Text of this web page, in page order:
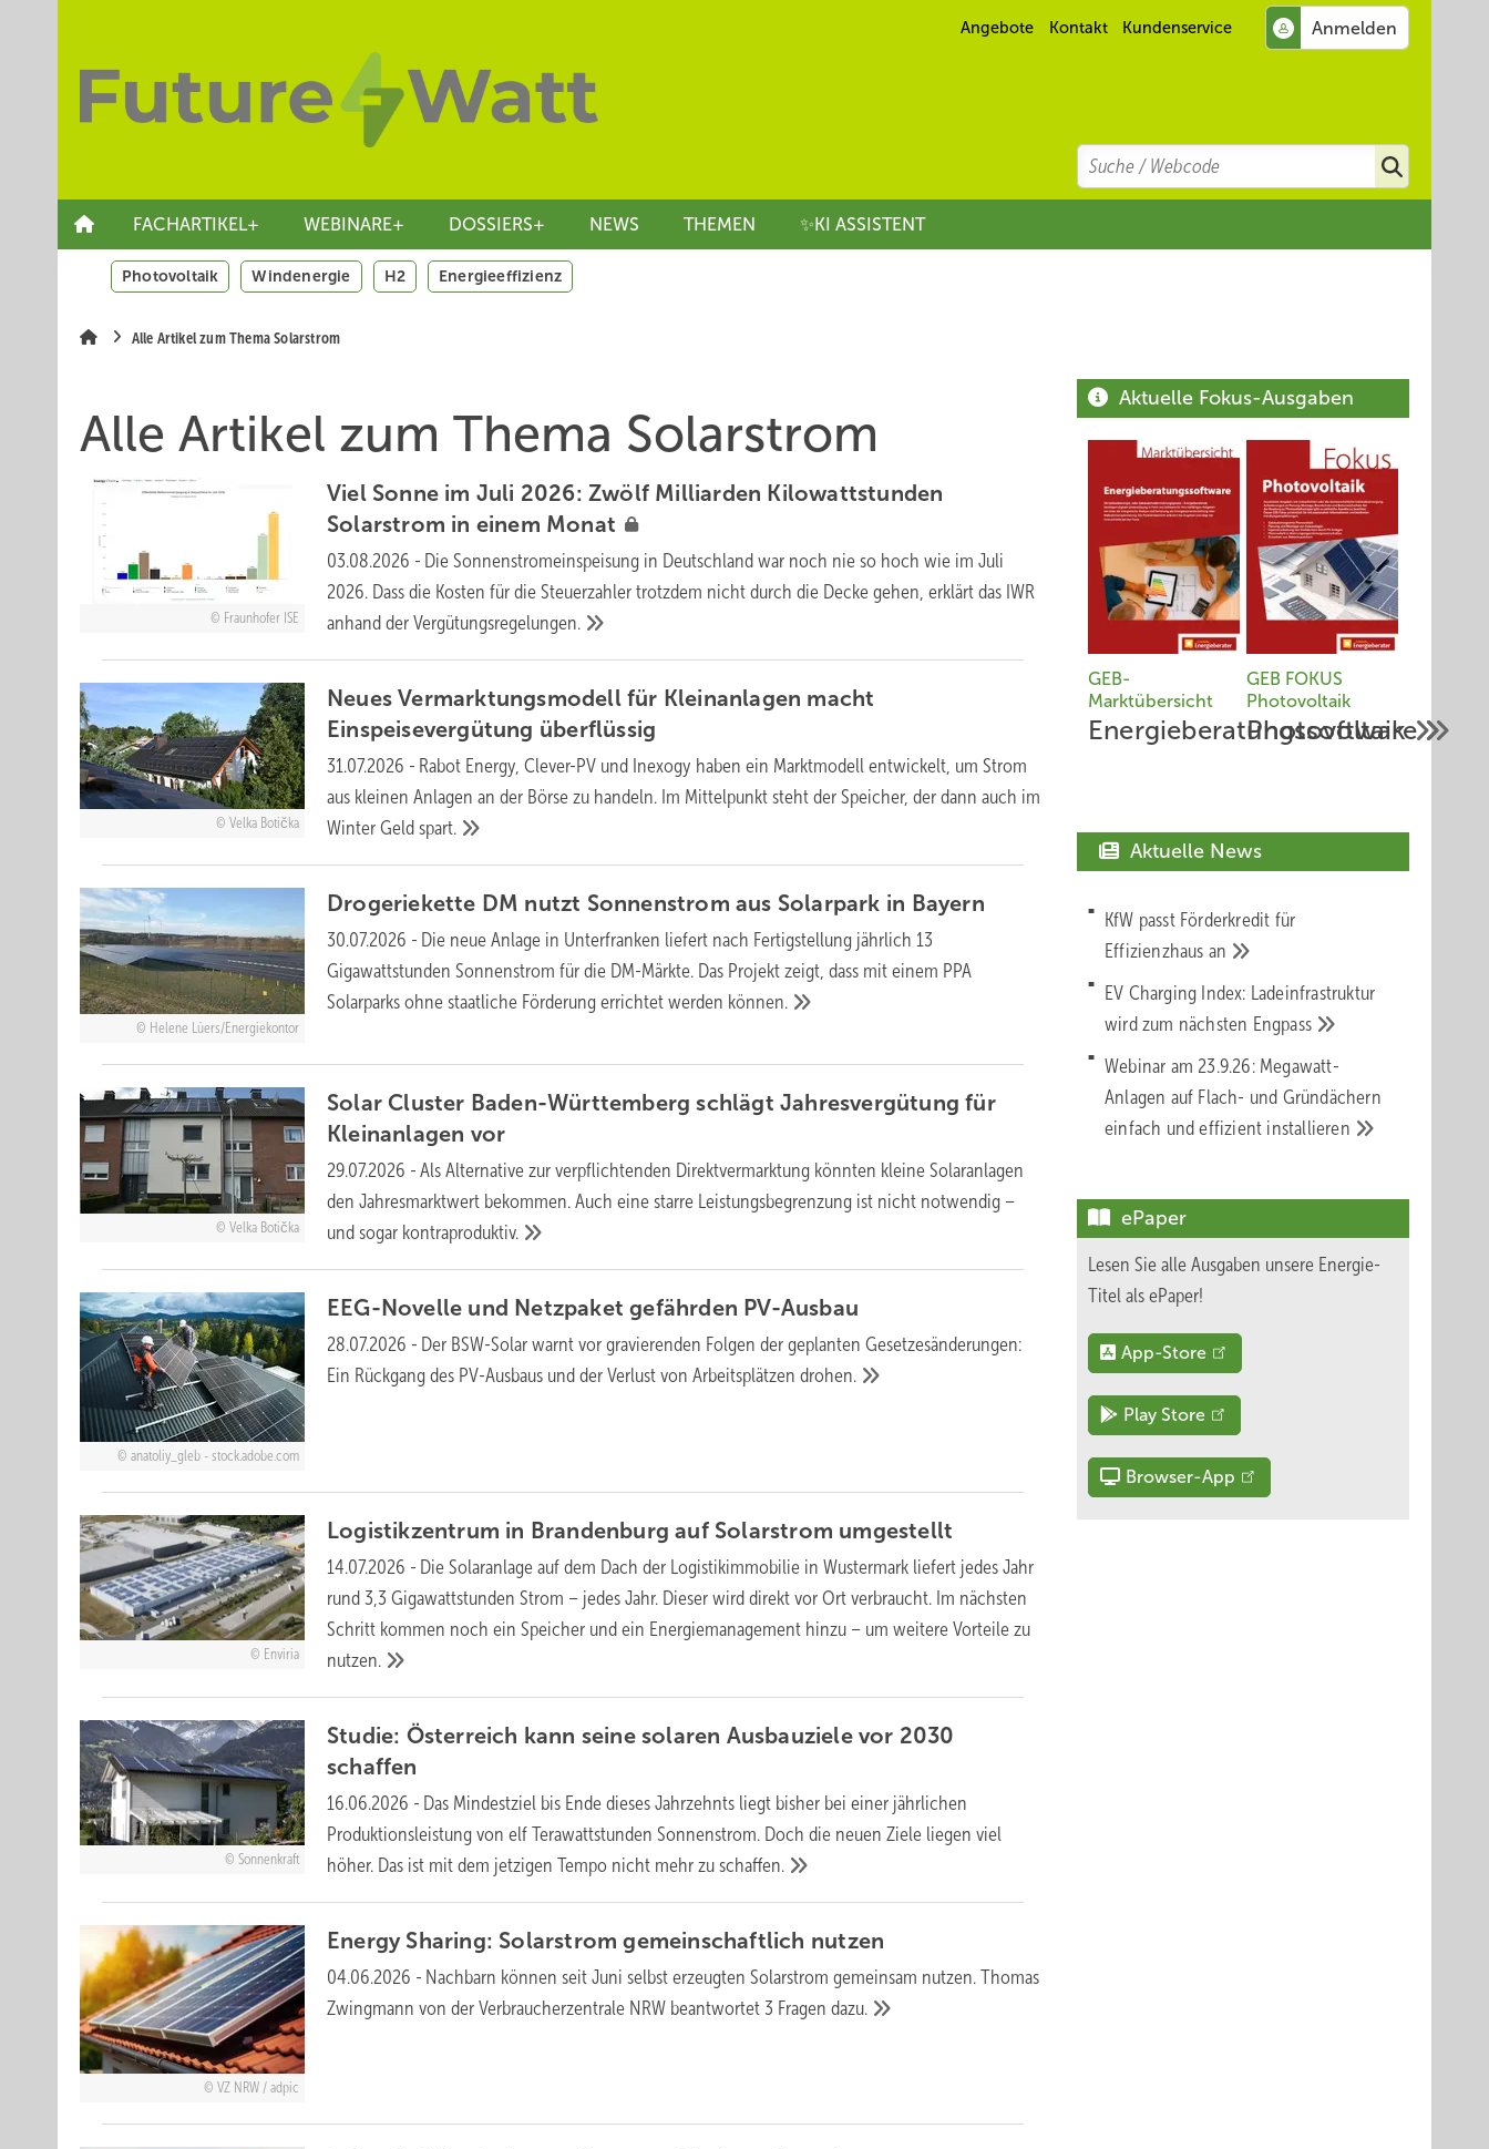
Angebote Kontakt Kundenservice
Search
Suchen
FACHARTIKEL+ WEBINARE+ DOSSIERS+ NEWS THEMEN ✨KI ASSISTENT
Photovoltaik Windenergie H2 Energieeffizienz
Alle Artikel zum Thema Solarstrom
Alle Artikel zum Thema Solarstrom
Fraunhofer ISE
Viel Sonne im Juli 2026: Zwölf Milliarden Kilowattstunden
Solarstrom in einem Monat
03.08.2026 - Die Sonnenstromeinspeisung in Deutschland war noch nie so hoch wie im Juli
2026. Dass die Kosten für die Steuerzahler trotzdem nicht durch die Decke gehen, erklärt das IWR
anhand derVergütungsregelungen.
Velka Botička
Neues Vermarktungsmodell für Kleinanlagen macht
Einspeisevergütung überflüssig
31.07.2026 - Rabot Energy, Clever-PV und Inexogy haben ein Marktmodell entwickelt, um Strom
aus kleinen Anlagen an der Börse zu handeln. Im Mittelpunkt steht der Speicher, der dann auch im
Winter Geldspart.
Helene Lüers/Energiekontor
Drogeriekette DM nutzt Sonnenstrom aus Solarpark in Bayern
30.07.2026 - Die neue Anlage in Unterfranken liefert nach Fertigstellung jährlich 13
Gigawattstunden Sonnenstrom für die DM-Märkte. Das Projekt zeigt, dass mit einem PPA
Solarparks ohne staatliche Förderung errichtet werden können.
Velka Botička
Solar Cluster Baden-Württemberg schlägt Jahresvergütung für
Kleinanlagen vor
29.07.2026 - Als Alternative zur verpflichtenden Direktvermarktung könnten kleine Solaranlagen
den Jahresmarktwert bekommen. Auch eine starre Leistungsbegrenzung ist nicht notwendig –
und sogar kontraproduktiv.
anatoliy_gleb - stock.adobe.com
EEG-Novelle und Netz­pa­ket ge­fähr­den PV-Aus­bau
28.07.2026 - Der BSW-Solar warnt vor gravierenden Folgen der geplanten Gesetzesänderungen:
Ein Rückgang des PV-Ausbaus und der Verlust von Arbeitsplätzendrohen.
Enviria
Logistikzentrum in Brandenburg auf Solarstrom umgestellt
14.07.2026 - Die Solaranlage auf dem Dach der Logistikimmobilie in Wustermark liefert jedes Jahr
rund 3,3 Gigawattstunden Strom – jedes Jahr. Dieser wird direkt vor Ort verbraucht. Im nächsten
Schritt kommen noch ein Speicher und ein Energiemanagement hinzu – um weitere Vorteile zu
nutzen.
Sonnenkraft
Studie: Österreich kann seine solaren Ausbauziele vor 2030
schaffen
16.06.2026 - Das Mindestziel bis Ende dieses Jahrzehnts liegt bisher bei einer jährlichen
Produktionsleistung von elf Terawattstunden Sonnenstrom. Doch die neuen Ziele liegen viel
höher. Das ist mit dem jetzigen Tempo nicht mehr zuschaffen.
VZ NRW / adpic
Energy Sharing: Solarstrom gemein­schaft­lich nutzen
04.06.2026 - Nachbarn können seit Juni selbst er­zeug­ten Solar­strom gemein­sam nutzen. Thomas
Zwingmann von der Ver­brau­cher­zent­rale NRW beant­wor­tet 3 Fragendazu.
Aktuelle Fokus-Ausgaben
GEB-
Marktübersicht
Energieberatungssoftware
GEB FOKUS
Photovoltaik
Photovoltaik
Aktuelle News
KfW passt Förderkredit für
Effizienzhaus an
EV Charging Index: Ladeinfrastruktur
wird zum nächsten Engpass
Webinar am 23.9.26: Megawatt-
Anlagen auf Flach- und Gründächern
einfach und effizient installieren
ePaper
Lesen Sie alle Ausgaben unsere Energie-
Titel als ePaper!
App-Store
Play Store
Browser-App